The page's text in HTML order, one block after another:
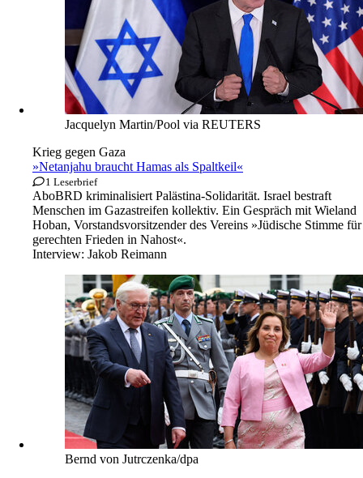
Jacquelyn Martin/Pool via REUTERS
Krieg gegen Gaza
»Netanjahu braucht Hamas als Spaltkeil«
1 Leserbrief
AboBRD kriminalisiert Palästina-Solidarität. Israel bestraft
Menschen im Gazastreifen kollektiv. Ein Gespräch mit Wieland
Hoban, Vorstandsvorsitzender des Vereins »Jüdische Stimme für
gerechten Frieden in Nahost«.
Interview: Jakob Reimann
Bernd von Jutrczenka/dpa